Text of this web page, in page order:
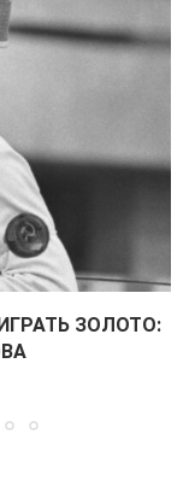
ЗОЛОТО: